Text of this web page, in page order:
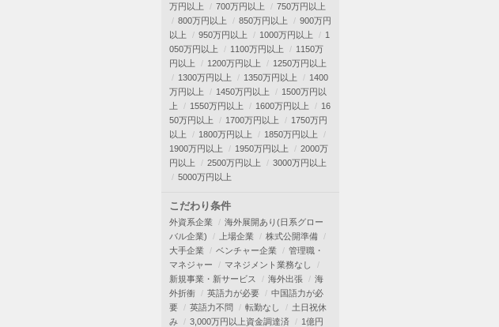
万円以上
700万円以上
750万円以上
800万円以上
850万円以上
900万円
以上
950万円以上 1000万円以上
1
050万円以上
1100万円以上
1150万
円以上
1200万円以上
1250万円以上
1300万円以上
1350万円以上
1400
万円以上
1450万円以上
1500万円以
上
1550万円以上 1600万円以上
16
50万円以上
1700万円以上
1750万円
以上
1800万円以上
1850万円以上
1900万円以上
1950万円以上
2000万
円以上
2500万円以上
3000万円以上
5000万円以上
こだわり条件
外資系企業
海外展開あり(日系グロー
バル企業)
上場企業
株式公開準備
大手企業
ベンチャー企業
管理職・
マネジャー
マネジメント業務なし
新規事業・新サービス
海外出張
海
外折衝
英語力が必要
中国語力が必
要
英語力不問 転勤なし
土日祝休
み
3,000万円以上資金調達済
1億円